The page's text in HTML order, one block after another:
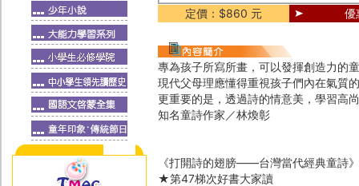
定價：$860 元 優
專為孩子所寫所畫，可以發揮創造力的
現代父母理應懂得重視孩子們內在氣質
更重要的是，透過詩的情意美，學習高
知名童詩作家／林煥彰
《打開詩的翅膀——台灣當代經典童詩》
★第47梯次好書大家讀